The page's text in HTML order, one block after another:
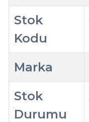
Stok
Kodu
Marka
Stok
Durumu